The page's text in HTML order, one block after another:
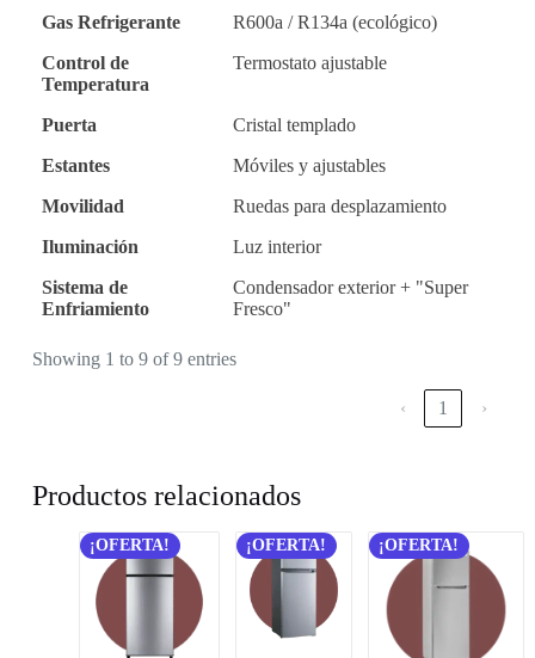
Gas Refrigerante
R600a / R134a (ecológico)
Control de
Temperatura
Termostato ajustable
Puerta
Cristal templado
Estantes
Móviles y ajustables
Movilidad
Ruedas para desplazamiento
Iluminación
Luz interior
Sistema de
Enfriamiento
Condensador exterior + "Super
Fresco"
Showing 1 to 9 of 9 entries
‹ 1 ›
Productos relacionados
¡OFERTA! ¡OFERTA! ¡OFERTA!